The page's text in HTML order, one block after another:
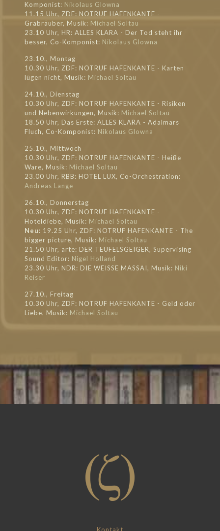
Komponist: Nikolaus Glowna
11.15 Uhr, ZDF: NOTRUF HAFENKANTE -
Grabräuber, Musik: Michael Soltau
23.10 Uhr, HR: ALLES KLARA - Der Tod steht ihr
besser, Co-Komponist: Nikolaus Glowna
23.10., Montag
10.30 Uhr, ZDF: NOTRUF HAFENKANTE - Karten
lügen nicht, Musik: Michael Soltau
24.10., Dienstag
10.30 Uhr, ZDF: NOTRUF HAFENKANTE - Risiken
und Nebenwirkungen, Musik: Michael Soltau
18.50 Uhr, Das Erste: ALLES KLARA - Adalmars
Fluch, Co-Komponist: Nikolaus Glowna
25.10., Mittwoch
10.30 Uhr, ZDF: NOTRUF HAFENKANTE - Heiße
Ware, Musik: Michael Soltau
23.00 Uhr, RBB: HOTEL LUX, Co-Orchestration:
Andreas Lange
26.10., Donnerstag
10.30 Uhr, ZDF: NOTRUF HAFENKANTE -
Hoteldiebe, Musik: Michael Soltau
Neu: 19.25 Uhr, ZDF: NOTRUF HAFENKANTE - The
bigger picture, Musik: Michael Soltau
21.50 Uhr, arte: DER TEUFELSGEIGER, Supervising
Sound Editor: Nigel Holland
23.30 Uhr, NDR: DIE WEISSE MASSAI, Musik: Niki
Reiser
27.10., Freitag
10.30 Uhr, ZDF: NOTRUF HAFENKANTE - Geld oder
Liebe, Musik: Michael Soltau